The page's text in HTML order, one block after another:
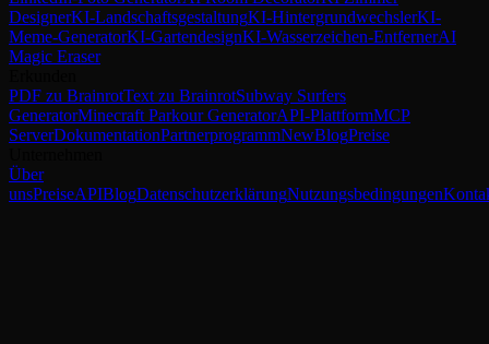
DesignerKI-LandschaftsgestaltungKI-HintergrundwechslerKI-
Meme-GeneratorKI-GartendesignKI-Wasserzeichen-EntfernerAI
Magic Eraser
PDF zu BrainrotText zu BrainrotSubway Surfers
GeneratorMinecraft Parkour GeneratorAPI-PlattformMCP
ServerDokumentationPartnerprogrammNewBlogPreise
Über
unsPreiseAPIBlogDatenschutzerklärungNutzungsbedingungen